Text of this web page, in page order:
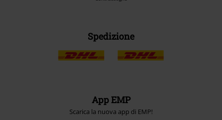
Spedizione
App EMP
Scarica la nuova app di EMP!